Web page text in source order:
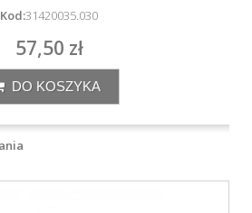
Kod:31420035.030
57,50 zł
DO KOSZYKA